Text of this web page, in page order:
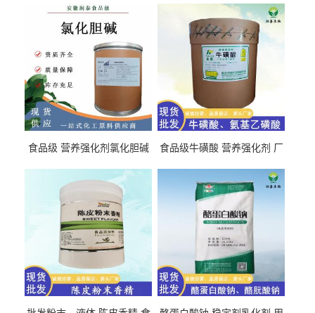
食品级 营养强化剂氯化胆碱
食品级牛磺酸 营养强化剂 厂